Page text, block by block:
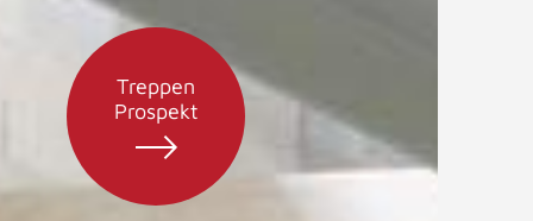
Treppen
Prospekt